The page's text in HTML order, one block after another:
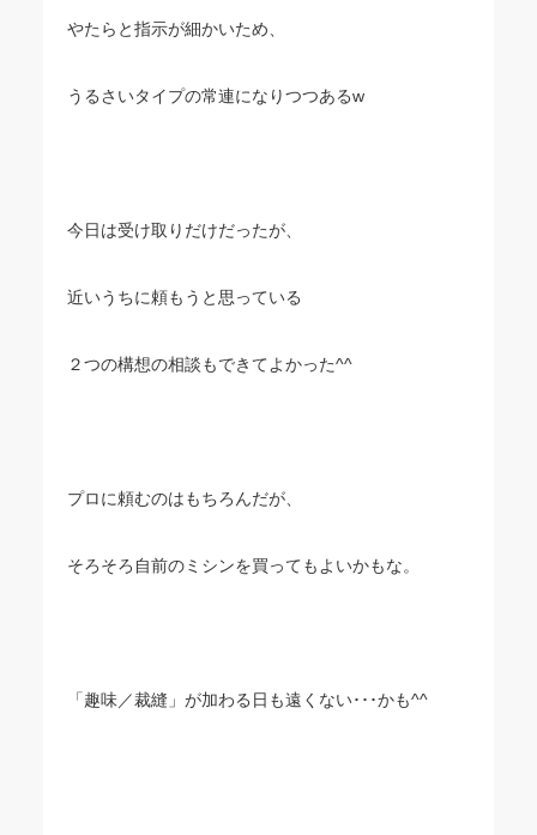
やたらと指示が細かいため、
うるさいタイプの常連になりつつあるw
今日は受け取りだけだったが、
近いうちに頼もうと思っている
２つの構想の相談もできてよかった^^
プロに頼むのはもちろんだが、
そろそろ自前のミシンを買ってもよいかもな。
「趣味／裁縫」が加わる日も遠くない･･･かも^^